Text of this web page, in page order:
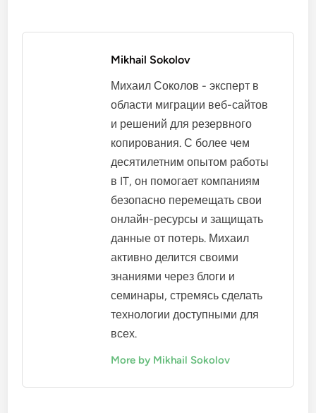
Mikhail Sokolov
Михаил Соколов - эксперт в
области миграции веб-сайтов
и решений для резервного
копирования. С более чем
десятилетним опытом работы
в IT, он помогает компаниям
безопасно перемещать свои
онлайн-ресурсы и защищать
данные от потерь. Михаил
активно делится своими
знаниями через блоги и
семинары, стремясь сделать
технологии доступными для
всех.
More by Mikhail Sokolov